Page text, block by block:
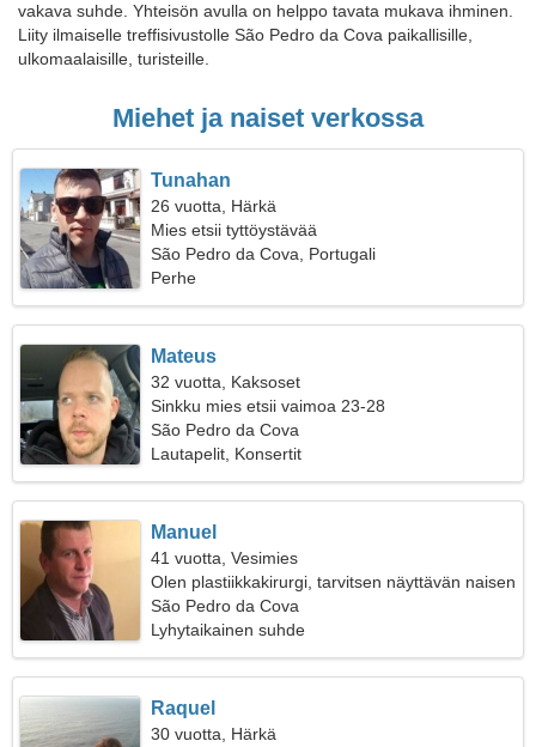
vakava suhde. Yhteisön avulla on helppo tavata mukava ihminen.
Liity ilmaiselle treffisivustolle São Pedro da Cova paikallisille,
ulkomaalaisille, turisteille.
Miehet ja naiset verkossa
Tunahan
26 vuotta, Härkä
Mies etsii tyttöystävää
São Pedro da Cova, Portugali
Perhe
Mateus
32 vuotta, Kaksoset
Sinkku mies etsii vaimoa 23-28
São Pedro da Cova
Lautapelit, Konsertit
Manuel
41 vuotta, Vesimies
Olen plastiikkakirurgi, tarvitsen näyttävän naisen
São Pedro da Cova
Lyhytaikainen suhde
Raquel
30 vuotta, Härkä